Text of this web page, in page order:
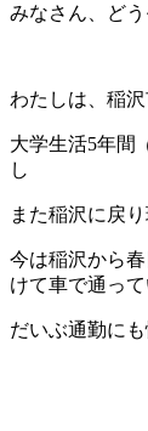
みなさん、ど
わたしは、稲
大学生活5年間
し
また稲沢に戻
今は稲沢から
けて車で通って
だいぶ通勤に